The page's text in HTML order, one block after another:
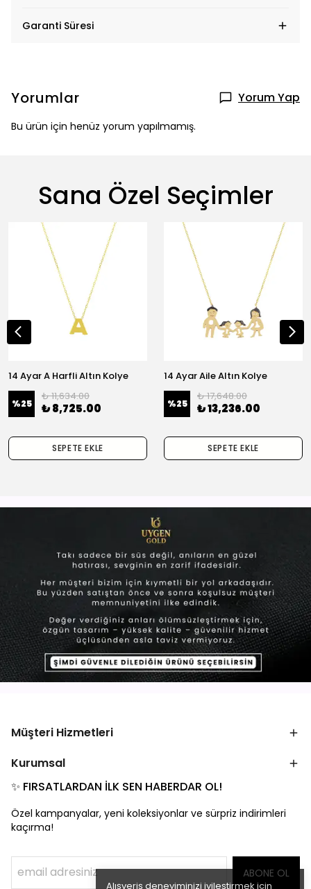
Alışveriş deneyiminizi iyileştirmek için
Garanti Süresi
Yorumlar Yorum Yap
Bu ürün için henüz yorum yapılmamış.
Sana Özel Seçimler
14 Ayar A Harfli Altın Kolye
%25
₺ 11,634.00
₺ 8,725.00
SEPETE EKLE
14 Ayar Aile Altın Kolye
%25
₺ 17,648.00
₺ 13,236.00
SEPETE EKLE
Müşteri Hizmetleri
Kurumsal
✨ FIRSATLARDAN İLK SEN HABERDAR OL!
Özel kampanyalar, yeni koleksiyonlar ve sürpriz indirimleri
kaçırma!
ABONE OL